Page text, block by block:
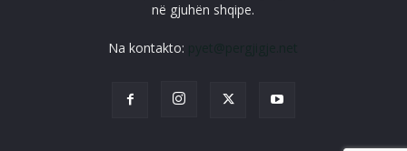
në gjuhën shqipe.
Na kontakto: